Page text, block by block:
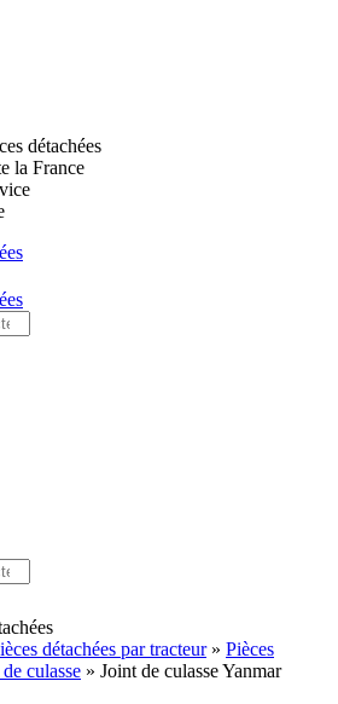
détachées
la France
détachées par tracteur» Pièces
culasse » Joint de culasse Yanmar